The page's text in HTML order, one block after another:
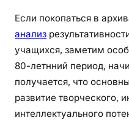
Если покопаться в
анализ
учащихся, заметим
80-летнний период,
получается, что
развитие творческого,
интеллектуального